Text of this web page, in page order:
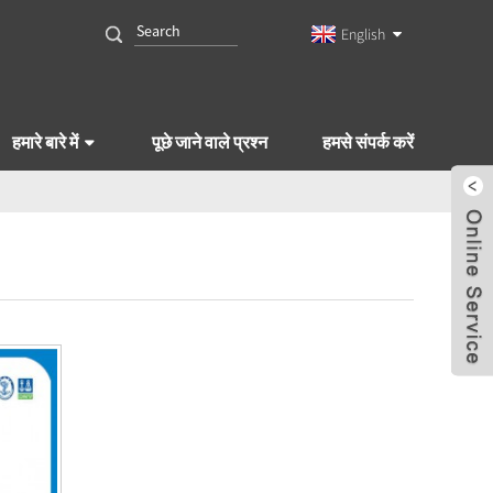
English
हमारे बारे में पूछे जाने वाले प्रश्न हमसे संपर्क करें